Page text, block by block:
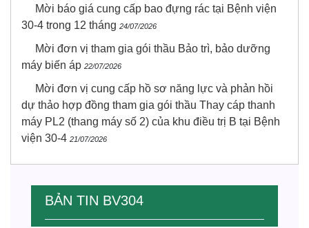
Mời báo giá cung cấp bao đựng rác tại Bệnh viện
30-4 trong 12 tháng 24/07/2026
Mời đơn vị tham gia gói thầu Bảo trì, bảo dưỡng
máy biến áp 22/07/2026
Mời đơn vị cung cấp hồ sơ năng lực và phản hồi
dự thảo hợp đồng tham gia gói thầu Thay cáp thanh
máy PL2 (thang máy số 2) của khu điều trị B tại Bệnh
viện 30-4 21/07/2026
BẢN TIN BV304